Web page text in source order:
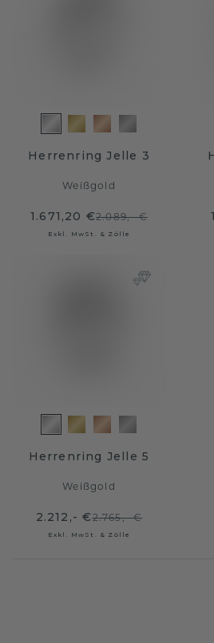
Herrenring Jelle 3
Weißgold
1.671,20 €2.089,- €
Exkl. MwSt. & Zölle
Herrenring Jelle 5
Weißgold
2.212,- €2.765,- €
Exkl. MwSt. & Zölle